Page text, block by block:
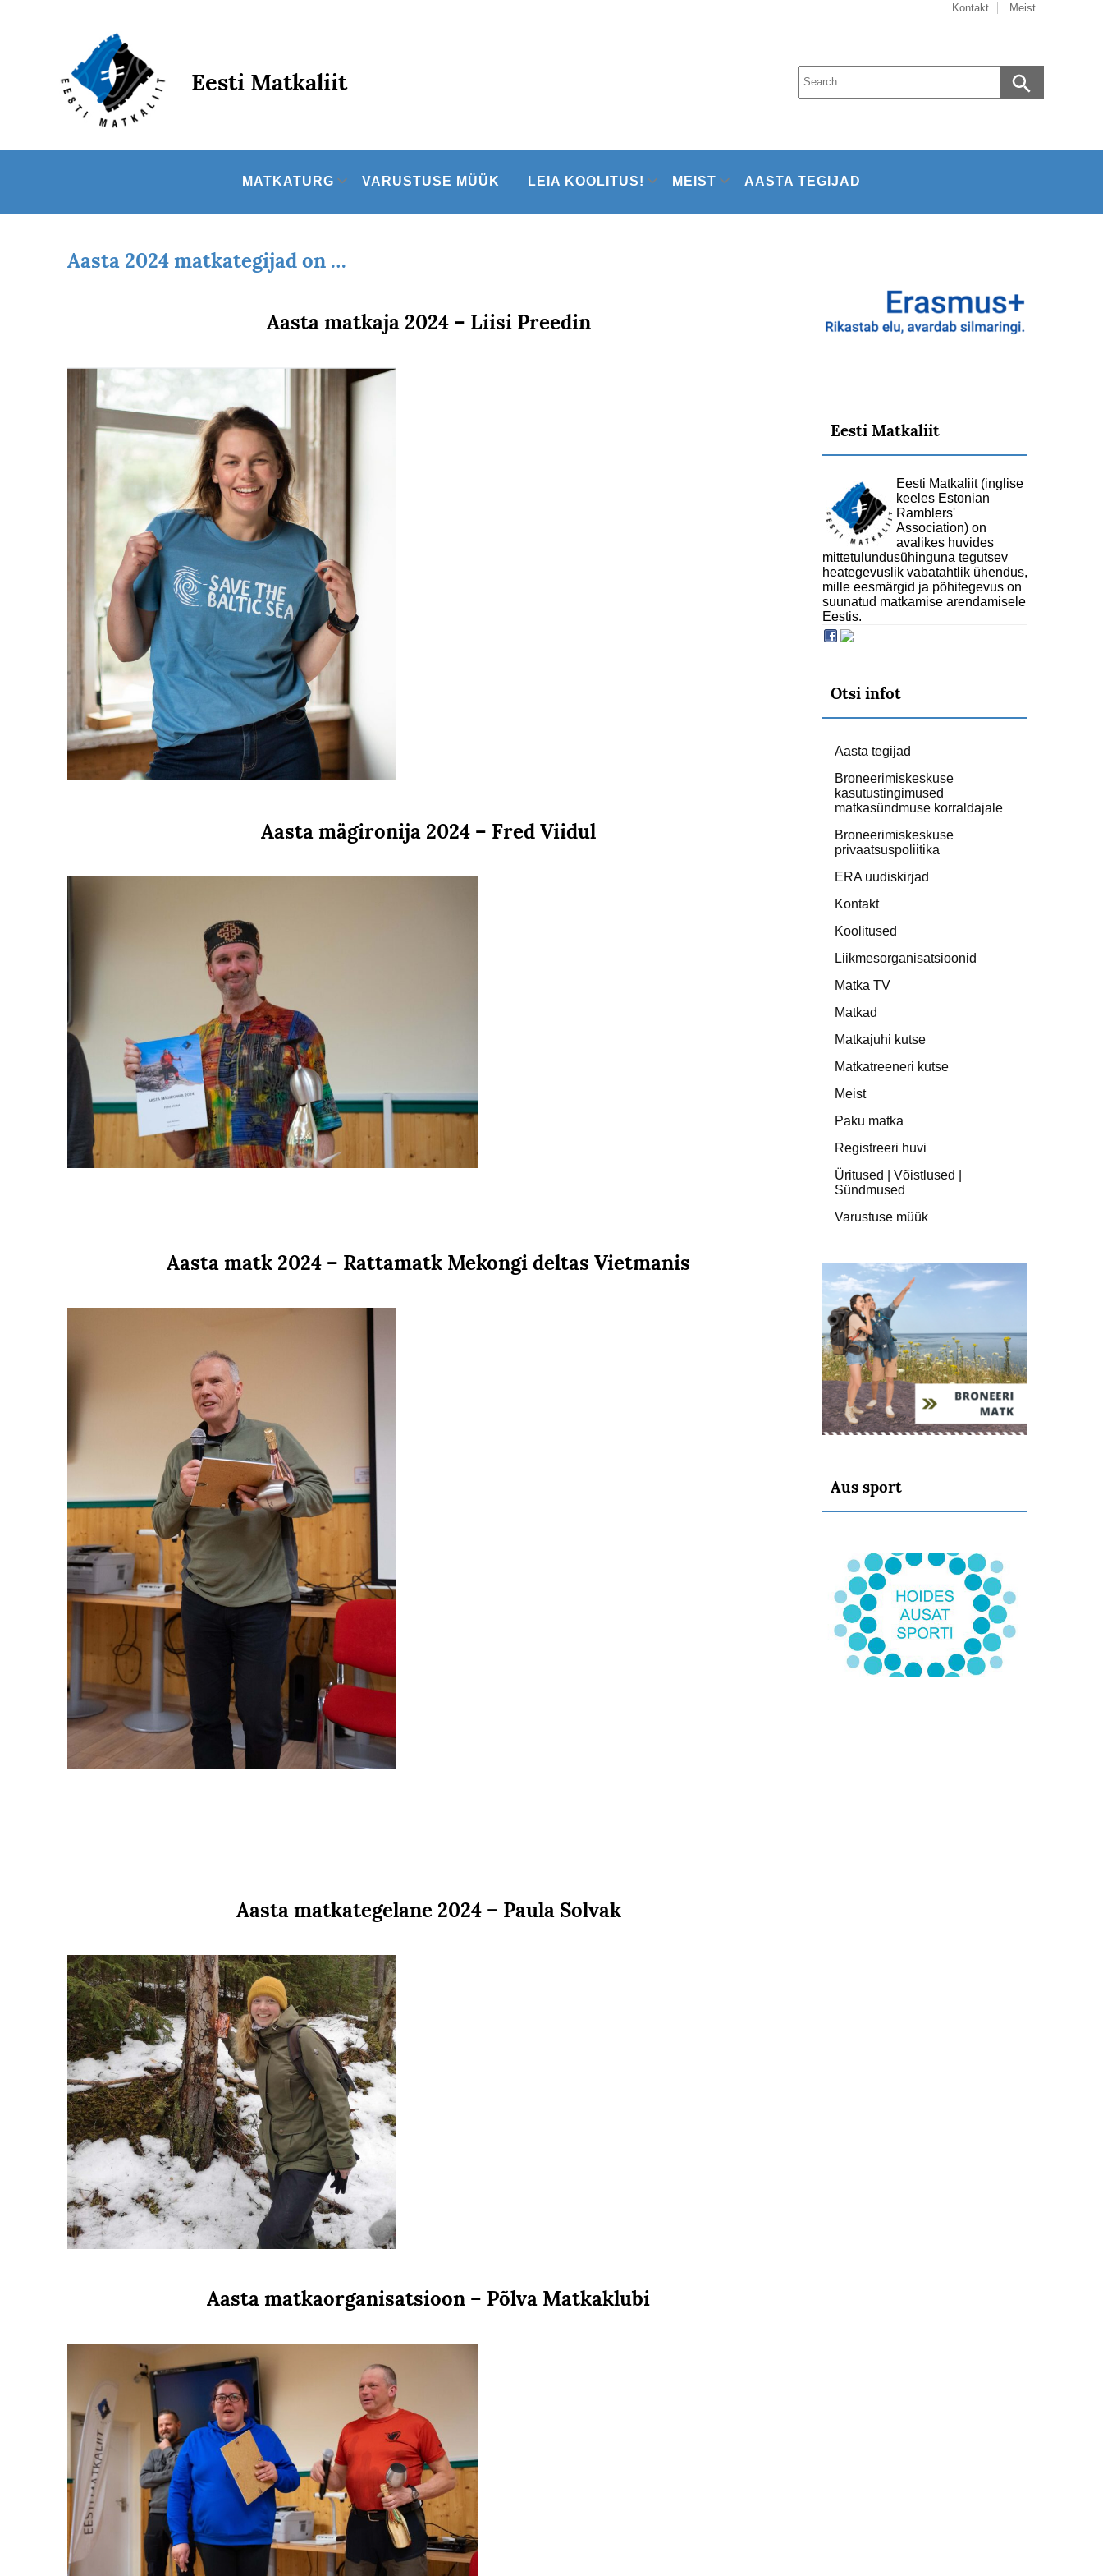
Kontakt Meist
Eesti Matkaliit
MATKATURG VARUSTUSE MÜÜK LEIA KOOLITUS! MEIST AASTA TEGIJAD
Aasta 2024 matkategijad on …
Aasta matkaja 2024 – Liisi Preedin
Aasta mägironija 2024 – Fred Viidul
Aasta matk 2024 – Rattamatk Mekongi deltas Vietmanis
Aasta matkategelane 2024 – Paula Solvak
Aasta matkaorganisatsioon – Põlva Matkaklubi
Eesti Matkaliit
Eesti Matkaliit (inglise
keeles Estonian
Ramblers'
Association) on
avalikes huvides
mittetulundusühinguna tegutsev
heategevuslik vabatahtlik ühendus,
mille eesmärgid ja põhitegevus on
suunatud matkamise arendamisele
Eestis.
Otsi infot
Aasta tegijad
Broneerimiskeskuse
kasutustingimused
matkasündmuse korraldajale
Broneerimiskeskuse
privaatsuspoliitika
ERA uudiskirjad
Kontakt
Koolitused
Liikmesorganisatsioonid
Matka TV
Matkad
Matkajuhi kutse
Matkatreeneri kutse
Meist
Paku matka
Registreeri huvi
Üritused | Võistlused |
Sündmused
Varustuse müük
Aus sport